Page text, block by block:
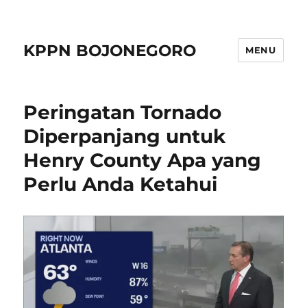
KPPN BOJONEGORO MENU
Peringatan Tornado
Diperpanjang untuk
Henry County Apa yang
Perlu Anda Ketahui